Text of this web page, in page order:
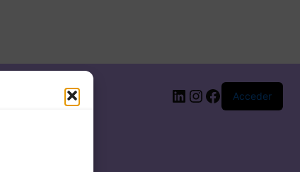
LinkedIn
Instagram
Facebook
Acceder